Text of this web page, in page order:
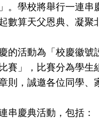
。學校將舉行一連串
數算天父恩典、凝聚
活動為「校慶徽號
賽」，比賽分為學生
則，誠邀各位同學、
慶典活動，包括：